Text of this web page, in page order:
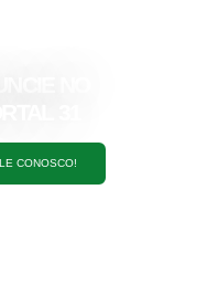
CONOSCO!